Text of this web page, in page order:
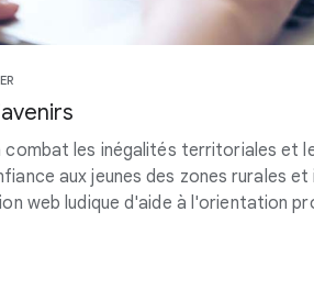
combat les inégalités territoriales et
aux jeunes des zones rurales et
web ludique d'aide à l'orientation